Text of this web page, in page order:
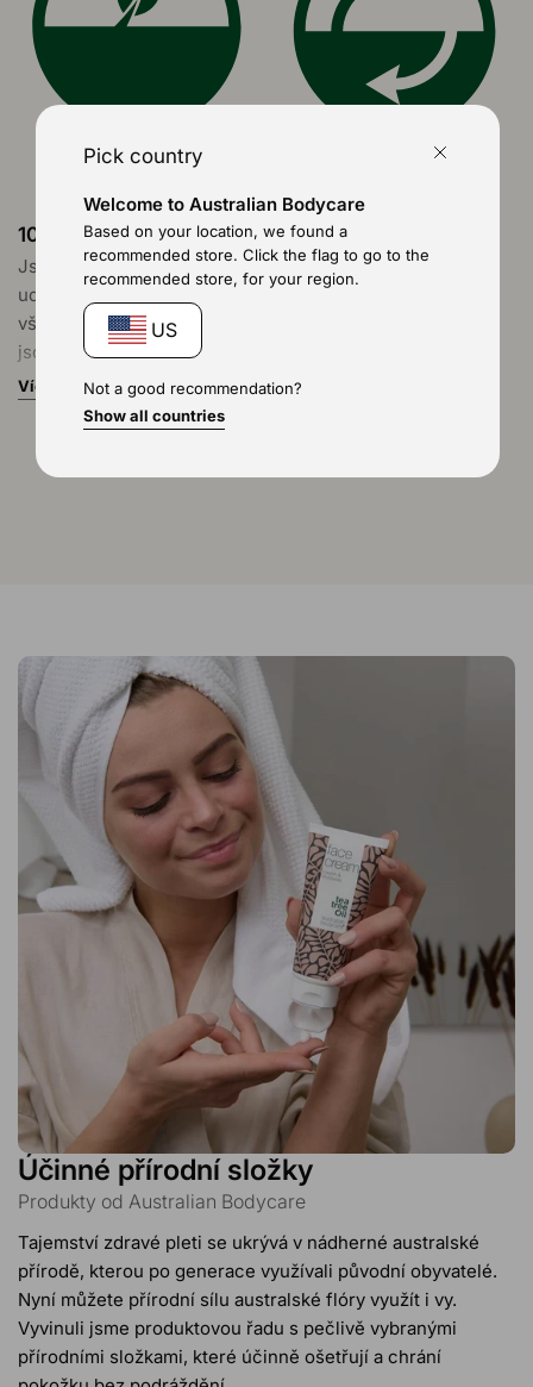
vaší pokožky.
100% Veganské
Jsme oddáni etickému a
udržitelnému přístupu –
všechny naše produkty
jsou 100% veganské.
Věříme v sílu přírody a její
využití bez kompromisů
pro hodnoty a welfare
Více
100% Recyklovatelné
Naše odpovědnost za
planetu se odráží i v
recyklovatelných
Účinné přírodní složky
Produkty od Australian Bodycare
Tajemství zdravé pleti se ukrývá v nádherné australské
přírodě, kterou po generace využívali původní obyvatelé.
Nyní můžete přírodní sílu australské flóry využít i vy.
Vyvinuli jsme produktovou řadu s pečlivě vybranými
přírodními složkami, které účinně ošetřují a chrání
Pick country
Welcome to Australian Bodycare
Based on your location, we found a
recommended store. Click the flag to go to the
recommended store, for your region.
US
Not a good recommendation?
Show all countries